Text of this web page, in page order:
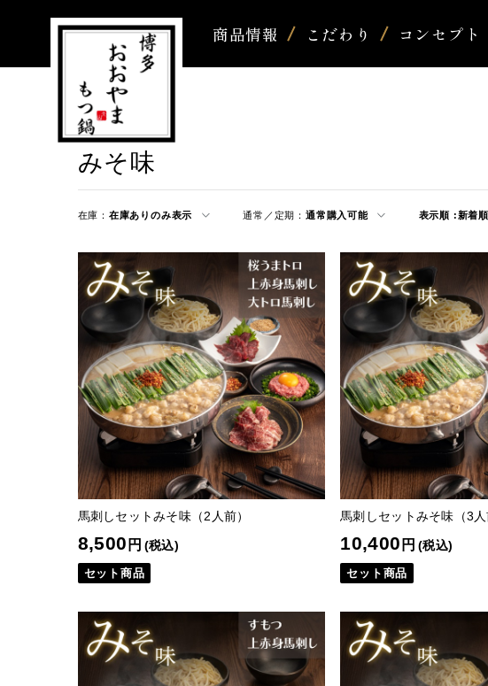
商品情報 こだわり コンセプト
みそ味
在庫： 在庫ありのみ表示 通常／定期： 通常購入可能 表示順 :新着順
馬刺しセットみそ味（2人前）
8,500 円 (税込)
セット商品
馬刺しセットみそ味（3人
10,400 円 (税込)
セット商品